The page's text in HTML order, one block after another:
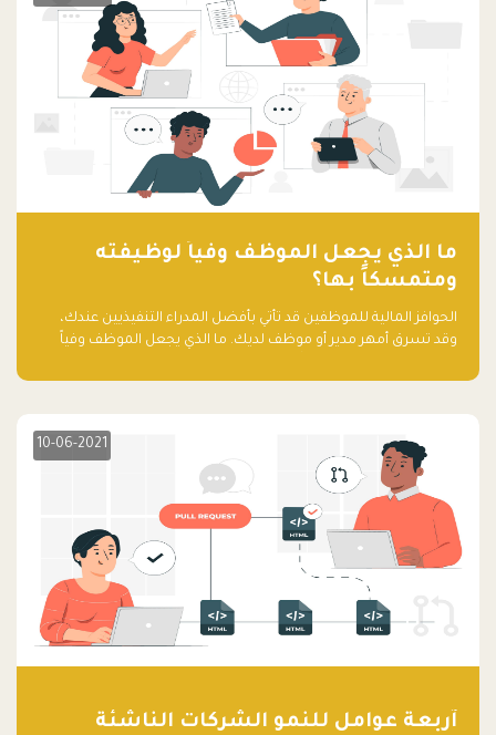
ما الذي يجعل الموظف وفياً لوظيفته
ومتمسكاً بها؟
الحوافز المالية للموظفين قد تأتي بأفضل المدراء التنفيذيين عندك،
وقد تسرق أمهر مدير أو موظف لديك. ما الذي يجعل الموظف وفياً
10-06-2021
آربعة عوامل للنمو الشركات الناشئة